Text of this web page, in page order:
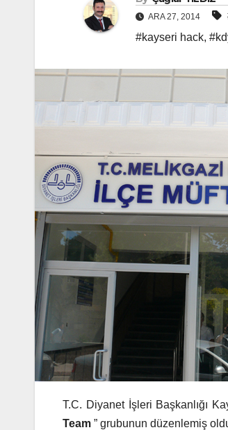
ARA 27, 2014
#kayseri hack,
T.C. Diyanet İşleri Başkanlığı
Team ” grubunun düzenlemiş